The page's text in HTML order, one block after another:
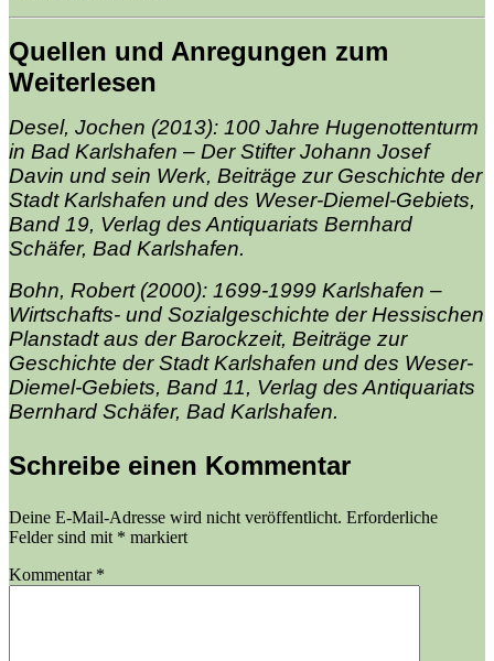
Quellen und Anregungen zum
Weiterlesen
Desel, Jochen (2013): 100 Jahre Hugenottenturm
in Bad Karlshafen – Der Stifter Johann Josef
Davin und sein Werk, Beiträge zur Geschichte der
Stadt Karlshafen und des Weser-Diemel-Gebiets,
Band 19, Verlag des Antiquariats Bernhard
Schäfer, Bad Karlshafen.
Bohn, Robert (2000): 1699-1999 Karlshafen –
Wirtschafts- und Sozialgeschichte der Hessischen
Planstadt aus der Barockzeit, Beiträge zur
Geschichte der Stadt Karlshafen und des Weser-
Diemel-Gebiets, Band 11, Verlag des Antiquariats
Bernhard Schäfer, Bad Karlshafen.
Schreibe einen Kommentar
Deine E-Mail-Adresse wird nicht veröffentlicht. Erforderliche
Felder sind mit * markiert
Kommentar *